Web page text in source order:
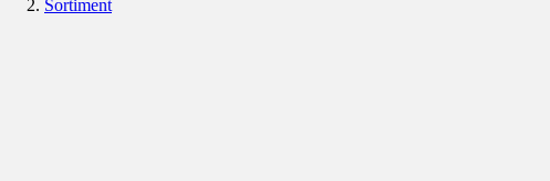
Sortiment